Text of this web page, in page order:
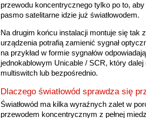
przewodu koncentrycznego tylko po to,
pasmo satelitarne idzie już światłowodem.
Na drugim końcu instalacji montuje się tak
urządzenia potrafią zamienić sygnał
na przykład w formie sygnałów
jednokablowym Unicable / SCR, który
multiswitch lub bezpośrednio.
Dlaczego światłowód sprawdza się
Światłowód ma kilka wyraźnych zalet w
przewodem koncentrycznym z pełnej